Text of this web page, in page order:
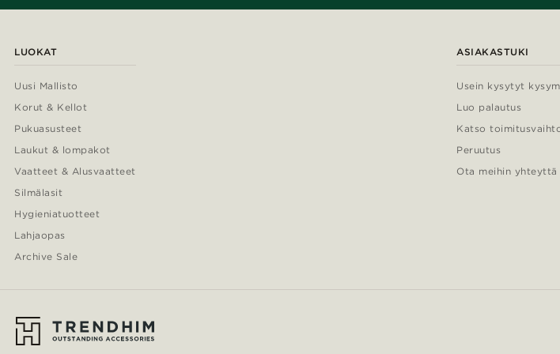
LUOKAT
Uusi Mallisto
Korut & Kellot
Pukuasusteet
Laukut & lompakot
Vaatteet & Alusvaatteet
Silmälasit
Hygieniatuotteet
Lahjaopas
Archive Sale
ASIAKASTUKI
Usein kysytyt
Luo palautus
Katso
Peruutus
Ota meihin yhteyttä